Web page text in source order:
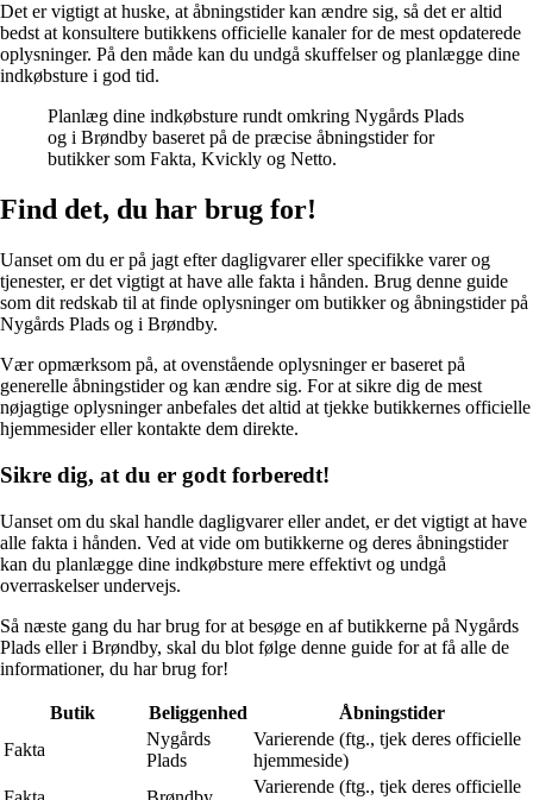
Det er vigtigt at huske, at åbningstider kan ændre sig, så det er altid
bedst at konsultere butikkens officielle kanaler for de mest opdaterede
oplysninger. På den måde kan du undgå skuffelser og planlægge dine
indkøbsture i god tid.
Planlæg dine indkøbsture rundt omkring Nygårds Plads
og i Brøndby baseret på de præcise åbningstider for
butikker som Fakta, Kvickly og Netto.
Find det, du har brug for!
Uanset om du er på jagt efter dagligvarer eller specifikke varer og
tjenester, er det vigtigt at have alle fakta i hånden. Brug denne guide
som dit redskab til at finde oplysninger om butikker og åbningstider på
Nygårds Plads og i Brøndby.
Vær opmærksom på, at ovenstående oplysninger er baseret på
generelle åbningstider og kan ændre sig. For at sikre dig de mest
nøjagtige oplysninger anbefales det altid at tjekke butikkernes officielle
hjemmesider eller kontakte dem direkte.
Sikre dig, at du er godt forberedt!
Uanset om du skal handle dagligvarer eller andet, er det vigtigt at have
alle fakta i hånden. Ved at vide om butikkerne og deres åbningstider
kan du planlægge dine indkøbsture mere effektivt og undgå
overraskelser undervejs.
Så næste gang du har brug for at besøge en af butikkerne på Nygårds
Plads eller i Brøndby, skal du blot følge denne guide for at få alle de
informationer, du har brug for!
Butik Beliggenhed
Åbningstider
Fakta
Nygårds
Plads
Varierende (ftg., tjek deres officielle
hjemmeside)
Varierende (ftg., tjek deres officielle